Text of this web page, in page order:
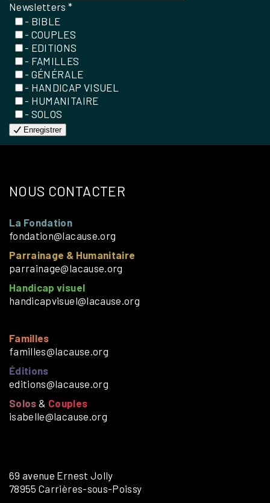
Newsletters*
- BIBLE
- COUPLES
- EDITIONS
- FAMILLES
- GÉNÉRALE
- HANDICAP VISUEL
- HUMANITAIRE
- SOLOS
Enregistrer
NOUS CONTACTER
La Fondation
fondation@lacause.org
Parrainage & Humanitaire
parrainage@lacause.org
Handicap visuel
handicapvisuel@lacause.org
Familles
familles@lacause.org
Éditions
editions@lacause.org
Solos & Couples
isabelle@lacause.org
69 avenue Ernest Jolly
78955 Carrières-sous-Poissy